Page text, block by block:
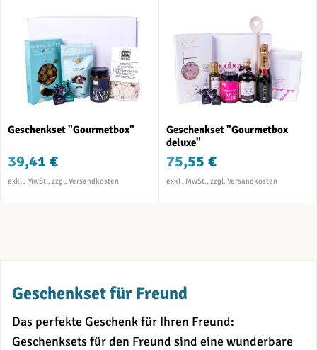
Geschenkset "Gourmetbox"
39,41 €
Geschenkset "Gourmetbox
deluxe"
75,55 €
Geschenkset für Freund
Das perfekte Geschenk für Ihren Freund:
Geschenksets für den Freund sind eine wunderbare